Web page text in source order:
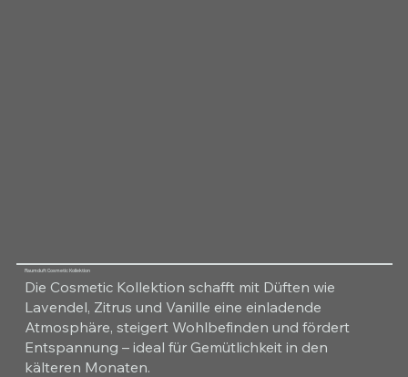
Raumduft Cosmetic Kollektion
Die Cosmetic Kollektion schafft mit Düften wie
Lavendel, Zitrus und Vanille eine einladende
Atmosphäre, steigert Wohlbefinden und fördert
Entspannung – ideal für Gemütlichkeit in den
kälteren Monaten.